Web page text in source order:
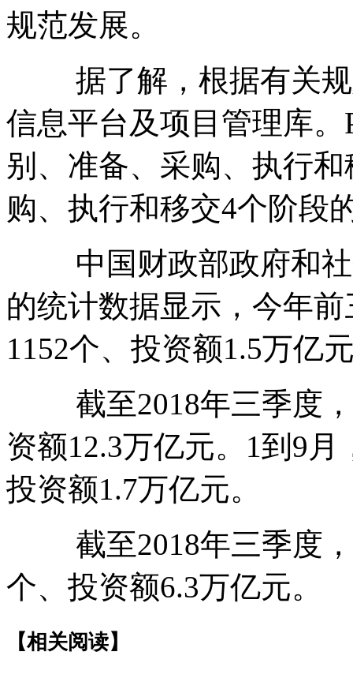
规范发展。
据了解，根据有关规
信息平台及项目管理库
别、准备、采购、执行
购、执行和移交4个阶段
中国财政部政府和社
的统计数据显示，今年
1152个、投资额1.5万亿
截至2018年三季度，
资额12.3万亿元。1到9
投资额1.7万亿元。
截至2018年三季度，
个、投资额6.3万亿元。
【相关阅读】